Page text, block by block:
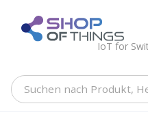
content
IoT for
Suchen